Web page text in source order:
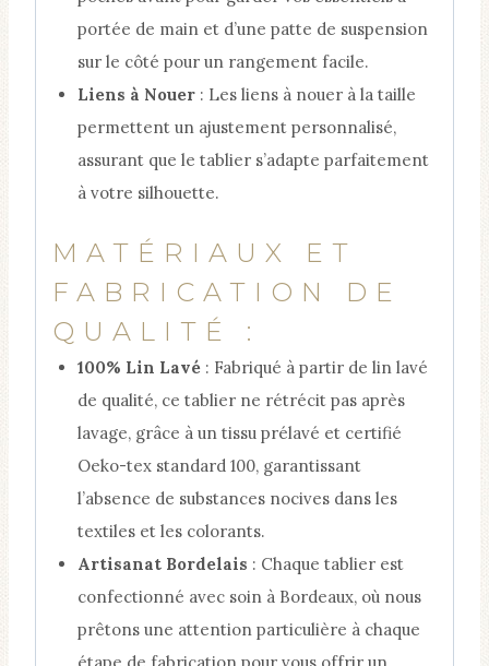
portée de main et d’une patte de suspension
sur le côté pour un rangement facile.
Liens à Nouer: Les liens à nouer à la taille
permettent un ajustement personnalisé,
assurant que le tablier s’adapte parfaitement
à votre silhouette.
MATÉRIAUX ET
FABRICATION DE
QUALITÉ :
100% Lin Lavé: Fabriqué à partir de lin lavé
de qualité, ce tablier ne rétrécit pas après
lavage, grâce à un tissu prélavé et certifié
Oeko-tex standard 100, garantissant
l’absence de substances nocives dans les
textiles et les colorants.
Artisanat Bordelais : Chaque tablier est
confectionné avec soin à Bordeaux, où nous
prêtons une attention particulière à chaque